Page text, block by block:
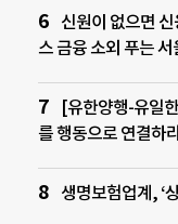
신원이 없으면
스 금융 소외 푸는 서
[유한양행-유일
를 행동으로 연결하
생명보험업계, ‘